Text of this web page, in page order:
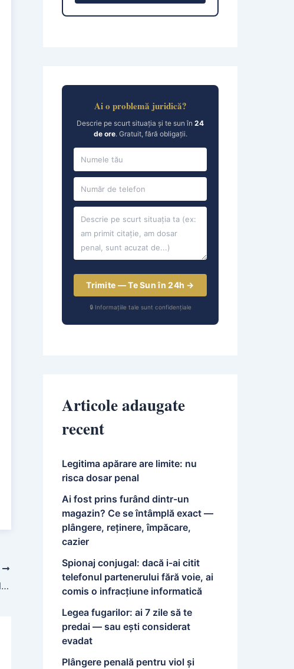
Conducere a unui vehicul pe drumurile publice sub influenţa substanţelor psihoactive. Achitare
Ai o problemă juridică?
Descrie pe scurt situația și te sun în 24
de ore. Gratuit, fără obligații.
Trimite — Te Sun în 24h →
🔒 Informațiile tale sunt confidențiale
Articole adaugate
recent
Legitima apărare are limite: nu
risca dosar penal
Ai fost prins furând dintr-un
magazin? Ce se întâmplă exact —
plângere, reținere, împăcare,
cazier
Spionaj conjugal: dacă i-ai citit
telefonul partenerului fără voie, ai
comis o infracțiune informatică
Legea fugarilor: ai 7 zile să te
predai — sau ești considerat
evadat
Plângere penală pentru viol și